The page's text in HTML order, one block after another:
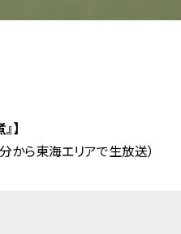
】
から東海エリアで生放送）